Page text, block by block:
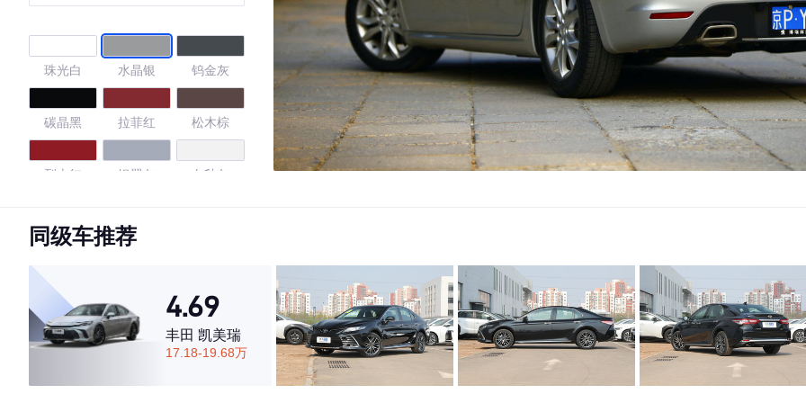
珠光白 水晶银 钨金灰
碳晶黑 拉菲红 松木棕
烈火红 银翼灰 白釉灰
4.67
·外观表现较为优秀，优于56%同级车
·内饰表现较为优秀，优于92%同级车
·空间表现一般，低于63%同级车
同级车推荐
4.69
丰田 凯美瑞
17.18-19.68万